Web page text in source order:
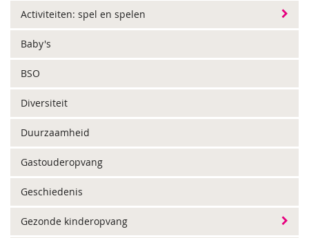
Activiteiten: spel en spelen
Baby's
BSO
Diversiteit
Duurzaamheid
Gastouderopvang
Geschiedenis
Gezonde kinderopvang